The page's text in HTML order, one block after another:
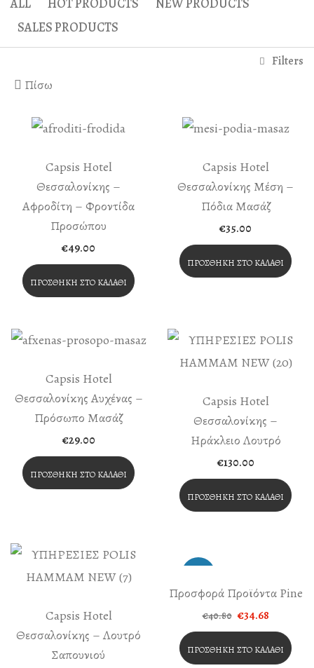
Ηράκλειο Λουτρό
Απλό Παραδοσιακό
Special
Λουτρό Σαπουνιού
Diana’s Body
Άναξ Μάλαξη
Μασάζ Κυτταρίτιδας
ALL HOT PRODUCTS
NEW PRODUCTS
SALES PRODUCTS
Filters
Πίσω
Capsis Hotel
Θεσσαλονίκης –
Αφροδίτη – Φροντίδα
Προσώπου
€49.00
ΠΡΟΣΘΉΚΗ ΣΤΟ ΚΑΛΆΘΙ
Capsis Hotel
Θεσσαλονίκης Μέση –
Πόδια Μασάζ
€35.00
ΠΡΟΣΘΉΚΗ ΣΤΟ ΚΑΛΆΘΙ
Capsis Hotel
Θεσσαλονίκης Αυχένας –
Πρόσωπο Μασάζ
€29.00
ΠΡΟΣΘΉΚΗ ΣΤΟ ΚΑΛΆΘΙ
Capsis Hotel
Θεσσαλονίκης –
Ηράκλειο Λουτρό
€130.00
ΠΡΟΣΘΉΚΗ ΣΤΟ ΚΑΛΆΘΙ
Capsis Hotel
Θεσσαλονίκης – Λουτρό
Σαπουνιού
Προσφορά Προϊόντα Pine
€40.80 Original
€40.80.
€34.68Η
τιμή
είναι:
€34.68.
ΠΡΟΣΘΉΚΗ ΣΤΟ ΚΑΛΆΘΙ